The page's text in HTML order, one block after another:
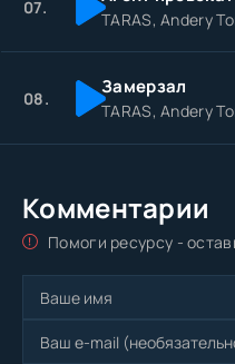
07.
TARAS, Andery
08. Замерзал
TARAS, Andery
Комментарии
Помоги ресурсу -